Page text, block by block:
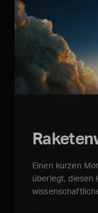
Einen kurzen
überlegt, diesen